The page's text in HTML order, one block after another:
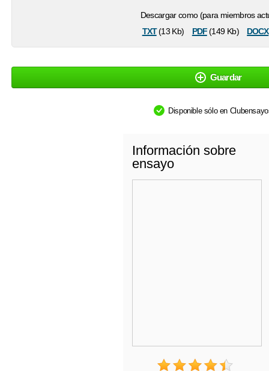
Descargar como (para miembros
txt(13 Kb) pdf(149 Kb) docx
Guardar
Disponible sólo en
Información sobre
ensayo